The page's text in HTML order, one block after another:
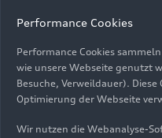
ImpressumRechtliches
Informationen zur
© 2026 AUDI AG. Alle Rechte
EN
Performance Cookies
Performance Cookies
wie unsere Webseite genutzt
Besuche, Verweildauer). Diese
Optimierung der Webseite
Wir nutzen die Webanalyse-